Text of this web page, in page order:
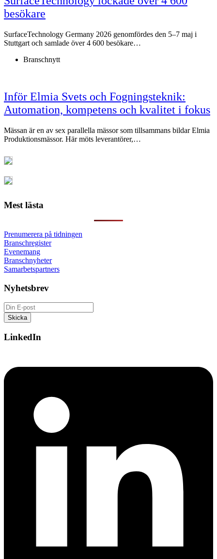
besökare
SurfaceTechnology Germany 2026 genomfördes den 5–7 maj i
Stuttgart och samlade över 4 600 besökare…
Branschnytt
Inför Elmia Svets och Fogningsteknik:
Automation, kompetens och kvalitet i fokus
Mässan är en av sex parallella mässor som tillsammans bildar Elmia
Produktionsmässor. Här möts leverantörer,…
Mest lästa
Prenumerera på tidningen
Branschregister
Evenemang
Branschnyheter
Samarbetspartners
Nyhetsbrev
LinkedIn